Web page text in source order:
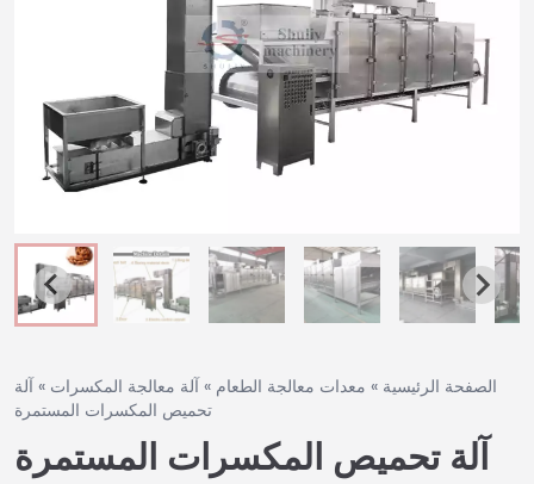
الصفحة الرئيسية » معدات معالجة الطعام » آلة معالجة المكسرات » آلة
تحميص المكسرات المستمرة
آلة تحميص المكسرات المستمرة